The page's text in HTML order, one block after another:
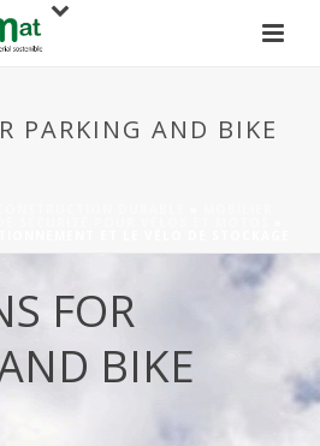
PARKING AND BIKE
FOR
BIKE